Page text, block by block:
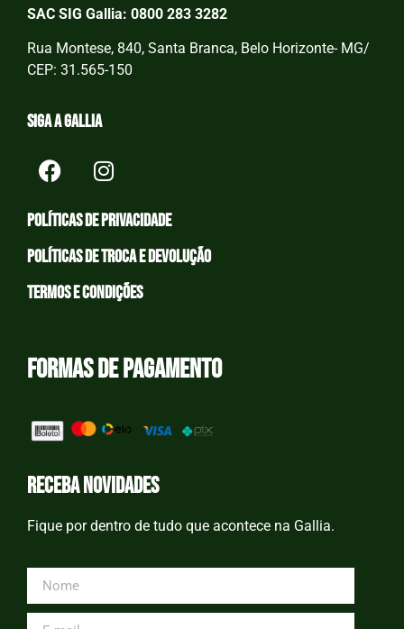
SAC SIG Gallia: 0800 283 3282
Rua Montese, 840, Santa Branca, Belo Horizonte- MG/
CEP: 31.565-150
Siga a Gallia
Políticas de privacidade
Políticas de Troca e devolução
Termos e condições
Formas de Pagamento
receba novidades
Fique por dentro de tudo que acontece na Gallia.